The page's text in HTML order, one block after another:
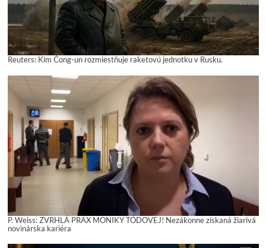
Reuters: Kim Čong-un rozmiestňuje raketovú jednotku v Rusku.
P. Weiss: ZVRHLÁ PRAX MONIKY TÓDOVEJ! Nezákonne získaná žiarivá
novinárska kariéra